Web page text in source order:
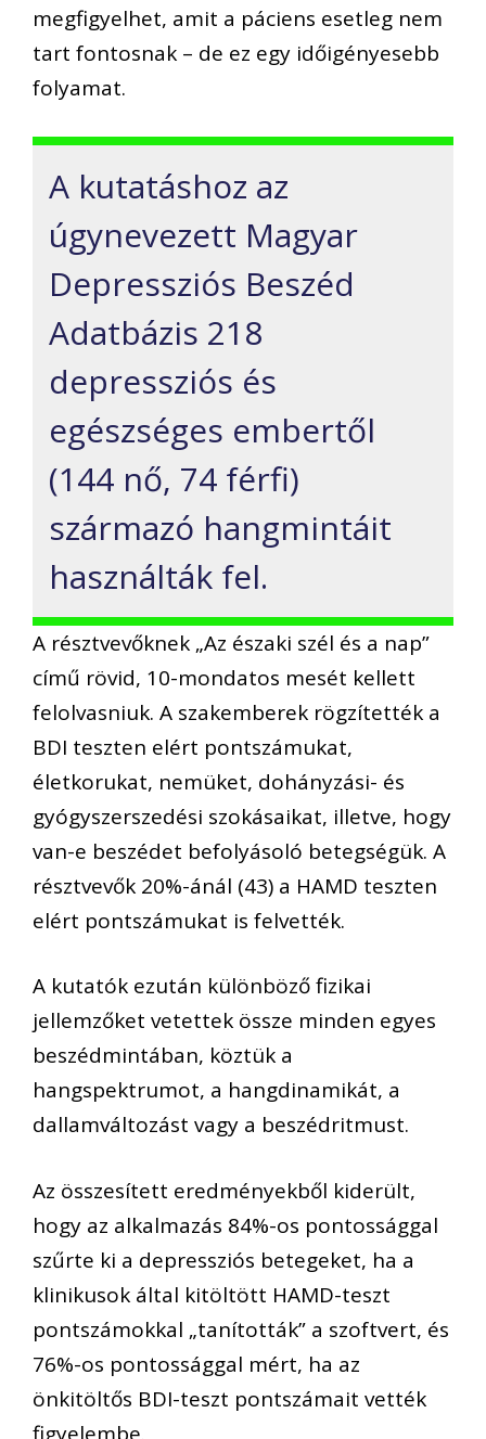
megfigyelhet, amit a páciens esetleg nem
tart fontosnak – de ez egy időigényesebb
folyamat.
A kutatáshoz az
úgynevezett Magyar
Depressziós Beszéd
Adatbázis 218
depressziós és
egészséges embertől
(144 nő, 74 férfi)
származó hangmintáit
használták fel.
A résztvevőknek „Az északi szél és a nap”
című rövid, 10-mondatos mesét kellett
felolvasniuk. A szakemberek rögzítették a
BDI teszten elért pontszámukat,
életkorukat, nemüket, dohányzási- és
gyógyszerszedési szokásaikat, illetve, hogy
van-e beszédet befolyásoló betegségük. A
résztvevők 20%-ánál (43) a HAMD teszten
elért pontszámukat is felvették.
A kutatók ezután különböző fizikai
jellemzőket vetettek össze minden egyes
beszédmintában, köztük a
hangspektrumot, a hangdinamikát, a
dallamváltozást vagy a beszédritmust.
Az összesített eredményekből kiderült,
hogy az alkalmazás 84%-os pontossággal
szűrte ki a depressziós betegeket, ha a
klinikusok által kitöltött HAMD-teszt
pontszámokkal „tanították” a szoftvert, és
76%-os pontossággal mért, ha az
önkitöltős BDI-teszt pontszámait vették
figyelembe.